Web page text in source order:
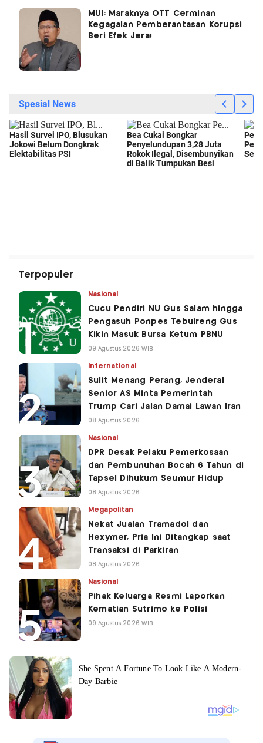
MUI: Maraknya OTT Cerminan
Kegagalan Pemberantasan Korupsi
Beri Efek Jera!
Terpopuler
Nasional
Cucu Pendiri NU Gus Salam hingga
Pengasuh Ponpes Tebuireng Gus
Kikin Masuk Bursa Ketum PBNU
09 Agustus 2026 WIB
International
Sulit Menang Perang, Jenderal
Senior AS Minta Pemerintah
Trump Cari Jalan Damai Lawan Iran
08 Agustus 2026
Nasional
DPR Desak Pelaku Pemerkosaan
dan Pembunuhan Bocah 6 Tahun di
Tapsel Dihukum Seumur Hidup
08 Agustus 2026
Megapolitan
Nekat Jualan Tramadol dan
Hexymer, Pria Ini Ditangkap saat
Transaksi di Parkiran
08 Agustus 2026
Nasional
Pihak Keluarga Resmi Laporkan
Kematian Sutrimo ke Polisi
09 Agustus 2026 WIB